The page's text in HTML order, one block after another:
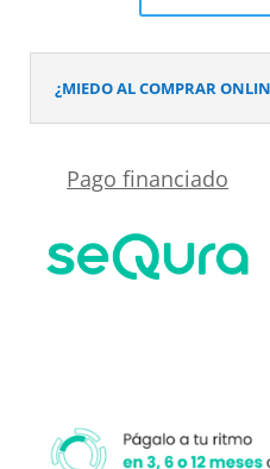
1
puerta
madera
cantidad
¿MIEDO AL COMPRAR
Pago financiado